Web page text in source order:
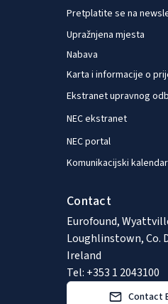
Pretplatite se na
Upražnjena mjesta
Nabava
Karta i informacije o
Ekstranet upravnog
NEC ekstranet
NEC portal
Komunikacijski kalendar
Contact
Eurofound,
Loughlinstown, Co.
Ireland
Tel: +353 1 2043100
Contact